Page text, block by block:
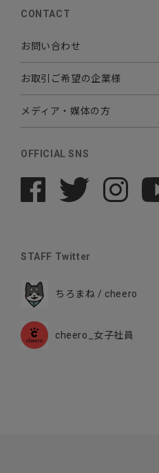
CONTACT
お問い合わせ
お取引ご希望の企業様
メディア・媒体の方
OFFICIAL SNS
STAFF Twitter
ちろまね / cheero
cheero_女子社員